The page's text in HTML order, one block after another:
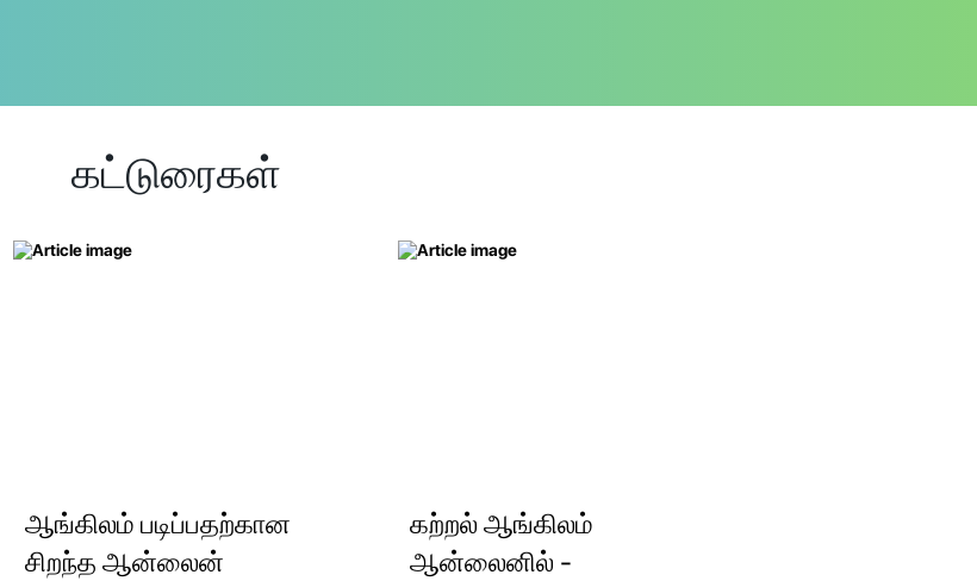
கட்டுரைகள்
ஆங்கிலம் படிப்பதற்கான
சிறந்த ஆன்லைன்
கற்றல் ஆங்கிலம்
ஆன்லைனில் -